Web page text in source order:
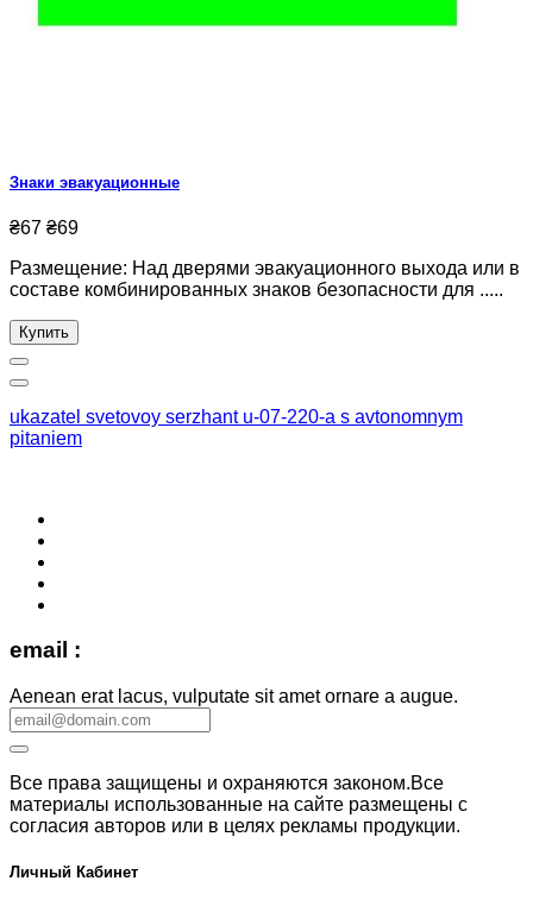
Знаки эвакуационные
₴67 ₴69
Размещение: Над дверями эвакуационного выхода или в
составе комбинированных знаков безопасности для .....
Купить
ukazatel svetovoy serzhant u-07-220-a s avtonomnym
pitaniem
email :
Aenean erat lacus, vulputate sit amet ornare a augue.
Все права защищены и охраняются законом.Все
материалы использованные на сайте размещены с
согласия авторов или в целях рекламы продукции.
Личный Кабинет